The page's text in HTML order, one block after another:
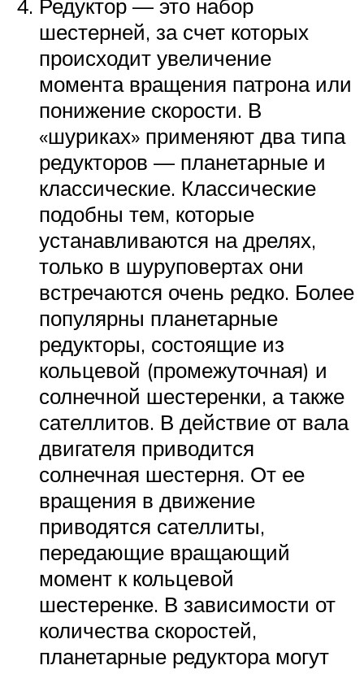
Редуктор — это набор
шестерней, за счет которых
происходит увеличение
момента вращения патрона или
понижение скорости. В
«шуриках» применяют два типа
редукторов — планетарные и
классические. Классические
подобны тем, которые
устанавливаются на дрелях,
только в шуруповертах они
встречаются очень редко. Более
популярны планетарные
редукторы, состоящие из
кольцевой (промежуточная) и
солнечной шестеренки, а также
сателлитов. В действие от вала
двигателя приводится
солнечная шестерня. От ее
вращения в движение
приводятся сателлиты,
передающие вращающий
момент к кольцевой
шестеренке. В зависимости от
количества скоростей,
планетарные редуктора могут